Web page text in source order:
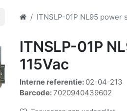
ITNSLP-01P NL95 power
ITNSLP-01P
115Vac
Interne referentie: 02-04-213
Barcode:7020940439602